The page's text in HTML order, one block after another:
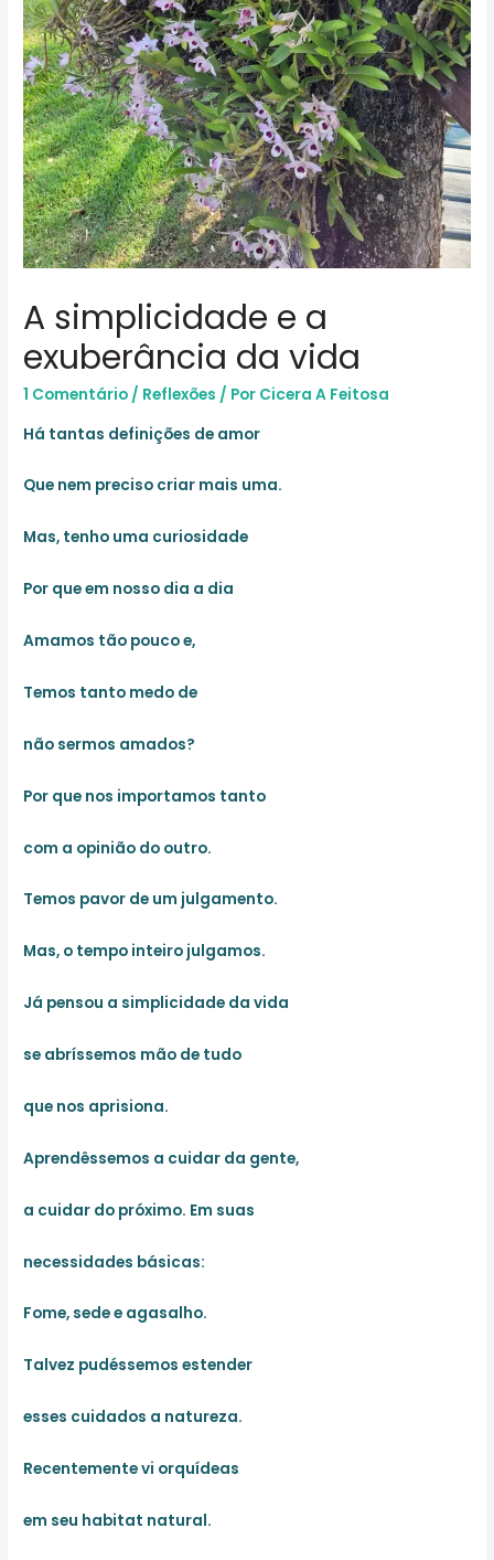
A simplicidade e a
exuberância da vida
1 Comentário / Reflexões / Por Cicera A Feitosa
Há tantas definições de amor
Que nem preciso criar mais uma.
Mas, tenho uma curiosidade
Por que em nosso dia a dia
Amamos tão pouco e,
Temos tanto medo de
não sermos amados?
Por que nos importamos tanto
com a opinião do outro.
Temos pavor de um julgamento.
Mas, o tempo inteiro julgamos.
Já pensou a simplicidade da vida
se abríssemos mão de tudo
que nos aprisiona.
Aprendêssemos a cuidar da gente,
a cuidar do próximo. Em suas
necessidades básicas:
Fome, sede e agasalho.
Talvez pudéssemos estender
esses cuidados a natureza.
Recentemente vi orquídeas
em seu habitat natural.